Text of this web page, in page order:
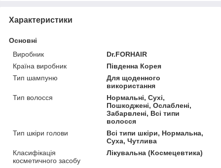
Характеристики
Основні
Виробник
Dr.FORHAIR
Країна виробник
Південна Корея
Тип шампуню
Для щоденного
використання
Тип волосся
Нормальні, Сухі,
Пошкоджені, Ослаблені,
Забарвлені, Всі типи
волосся
Тип шкіри голови
Всі типи шкіри, Нормальна,
Суха, Чутлива
Класифікація
косметичного засобу
Лікувальна (Космецевтика)